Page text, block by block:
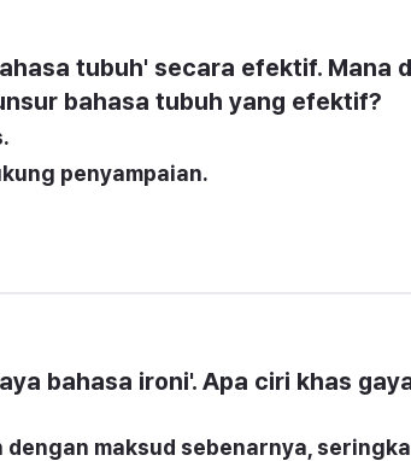
tubuh' secara efektif. Mana
bahasa tubuh yang efektif?
penyampaian.
bahasa ironi'. Apa ciri khas
maksud sebenarnya,